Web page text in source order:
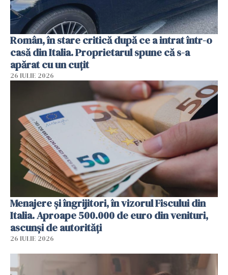
Român, în stare critică după ce a intrat într-o
casă din Italia. Proprietarul spune că s-a
apărat cu un cuțit
26 IULIE 2026
Menajere și îngrijitori, în vizorul Fiscului din
Italia. Aproape 500.000 de euro din venituri,
ascunși de autorități
26 IULIE 2026